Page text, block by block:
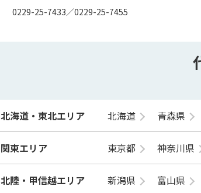
0229-25-7433／0229-25-7455
北海道・東北エリア 北海道 青森県
関東エリア 東京都 神奈川県
北陸・甲信越エリア 新潟県 富山県